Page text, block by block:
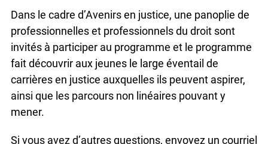
Dans le cadre d’Avenirs en justice, une panoplie de
professionnelles et professionnels du droit sont
invités à participer au programme et le programme
fait découvrir aux jeunes le large éventail de
carrières en justice auxquelles ils peuvent aspirer,
ainsi que les parcours non linéaires pouvant y
mener.
Si vous avez d’autres questions, envoyez un courriel